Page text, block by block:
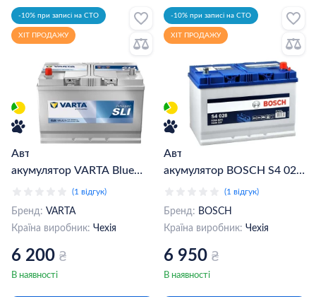
-10% при записі на СТО
ХІТ ПРОДАЖУ
Автомобільний
акумулятор VARTA Blue
Dynamic G8 6CT-95Ah Asia
Аз (595405083)
(1 відгук)
Бренд: VARTA
Країна виробник: Чехія
6 200 ₴
В наявності
-10% при записі на СТО
ХІТ ПРОДАЖУ
Автомобільний
акумулятор BOSCH S4 028
6CT-95Ah Asia АзЕ
(0092S40280)
(1 відгук)
Бренд: BOSCH
Країна виробник: Чехія
6 950 ₴
В наявності